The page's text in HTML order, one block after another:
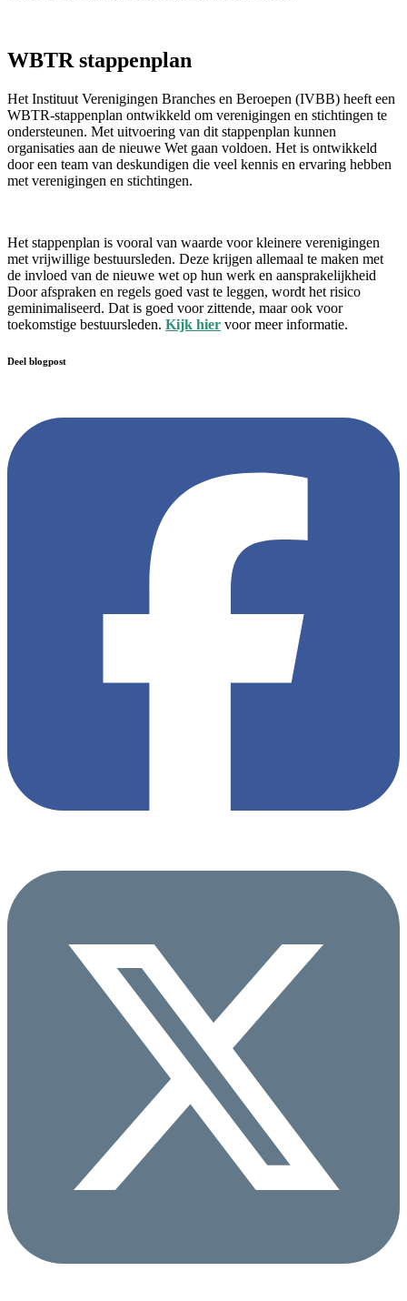
WBTR stappenplan
Het Instituut Verenigingen Branches en Beroepen (IVBB) heeft een
WBTR-stappenplan ontwikkeld om verenigingen en stichtingen te
ondersteunen. Met uitvoering van dit stappenplan kunnen
organisaties aan de nieuwe Wet gaan voldoen. Het is ontwikkeld
door een team van deskundigen die veel kennis en ervaring hebben
met verenigingen en stichtingen.
Het stappenplan is vooral van waarde voor kleinere verenigingen
met vrijwillige bestuursleden. Deze krijgen allemaal te maken met
de invloed van de nieuwe wet op hun werk en aansprakelijkheid
Door afspraken en regels goed vast te leggen, wordt het risico
geminimaliseerd. Dat is goed voor zittende, maar ook voor
toekomstige bestuursleden. Kijk hier voor meer informatie.
Deel blogpost